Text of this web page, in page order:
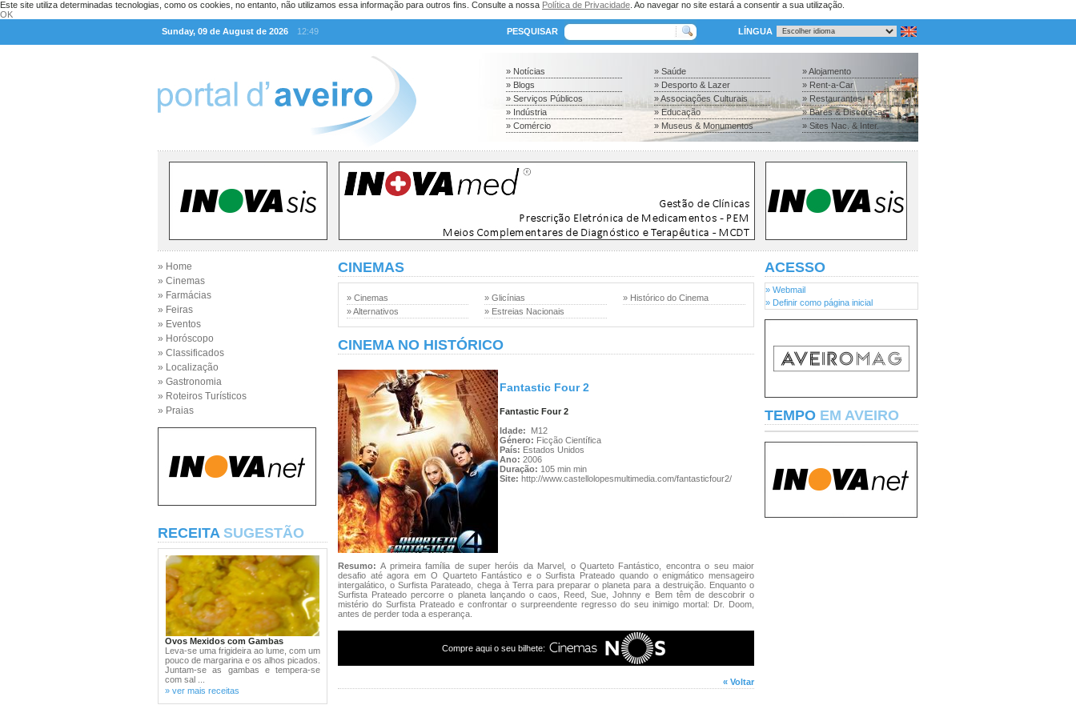
Este site utiliza determinadas tecnologias, como os cookies, no entanto, não utilizamos essa informação para outros fins. Consulte a nossa Política de Privacidade . Ao navegar no site estará a consentir a sua utilização.
OK
Sunday, 09 de August de 2026
12:49 PESQUISAR LÍNGUA
» Notícias
» Blogs
» Serviços Públicos
» Indústria
» Comércio
» Saúde
» Desporto & Lazer
» Associações Culturais
» Educação
» Museus & Monumentos
» Alojamento
» Rent-a-Car
» Restaurantes
» Bares & Discotecas
» Sites Nac. & Inter.
» Home
» Cinemas
» Farmácias
» Feiras
» Eventos
» Horóscopo
» Classificados
» Localização
» Gastronomia
» Roteiros Turísticos
» Praias
RECEITA SUGESTÃO
Ovos Mexidos com Gambas
Leva-se uma frigideira ao lume, com um
pouco de margarina e os alhos picados.
Juntam-se as gambas e tempera-se
com sal ...
» ver mais receitas
CINEMAS
» Cinemas
» Alternativos
» Glicínias
» Estreias Nacionais
» Histórico do Cinema
CINEMA NO HISTÓRICO
Fantastic Four 2
Fantastic Four 2
Idade:
M12
Género: Ficção Científica
País: Estados Unidos
Ano: 2006
Duração: 105 min min
Site: http://www.castellolopesmultimedia.com/fantasticfour2/
Resumo:A primeira família de super heróis da Marvel, o Quarteto Fantástico, encontra o seu maior
desafio até agora em O Quarteto Fantástico e o Surfista Prateado quando o enigmático mensageiro
intergalático, o Surfista Parateado, chega à Terra para preparar o planeta para a destruição. Enquanto o
Surfista Prateado percorre o planeta lançando o caos, Reed, Sue, Johnny e Bem têm de descobrir o
mistério do Surfista Prateado e confrontar o surpreendente regresso do seu inimigo mortal: Dr. Doom,
antes de perder toda a esperança.
Compre aqui o seu bilhete:
« Voltar
ACESSO
» Webmail
» Definir como página inicial
TEMPO EM AVEIRO